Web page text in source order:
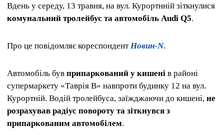
Вдень у середу, 13 травня, на вул. Курортнній зіткнулися
комунальний тролейбус та автомобіль Audi Q5.
Про це повідомляє кореспондент Новин-N.
Автомобіль був припаркований у кишені в районі
супермаркету «Таврія В» навпроти будинку 12 на вул.
Курортній. Водій тролейбуса, заїжджаючи до кишені, не
розрахував радіус повороту та зіткнувся з
припаркованим автомобілем.